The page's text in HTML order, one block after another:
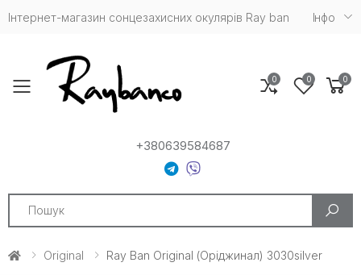
Інтернет-магазин сонцезахисних окулярів Ray ban Iнфо
Toggle mobile menu
+380639584687
Search
0 0 0
Original Ray Ban Original (Оріджинал) 3030silver